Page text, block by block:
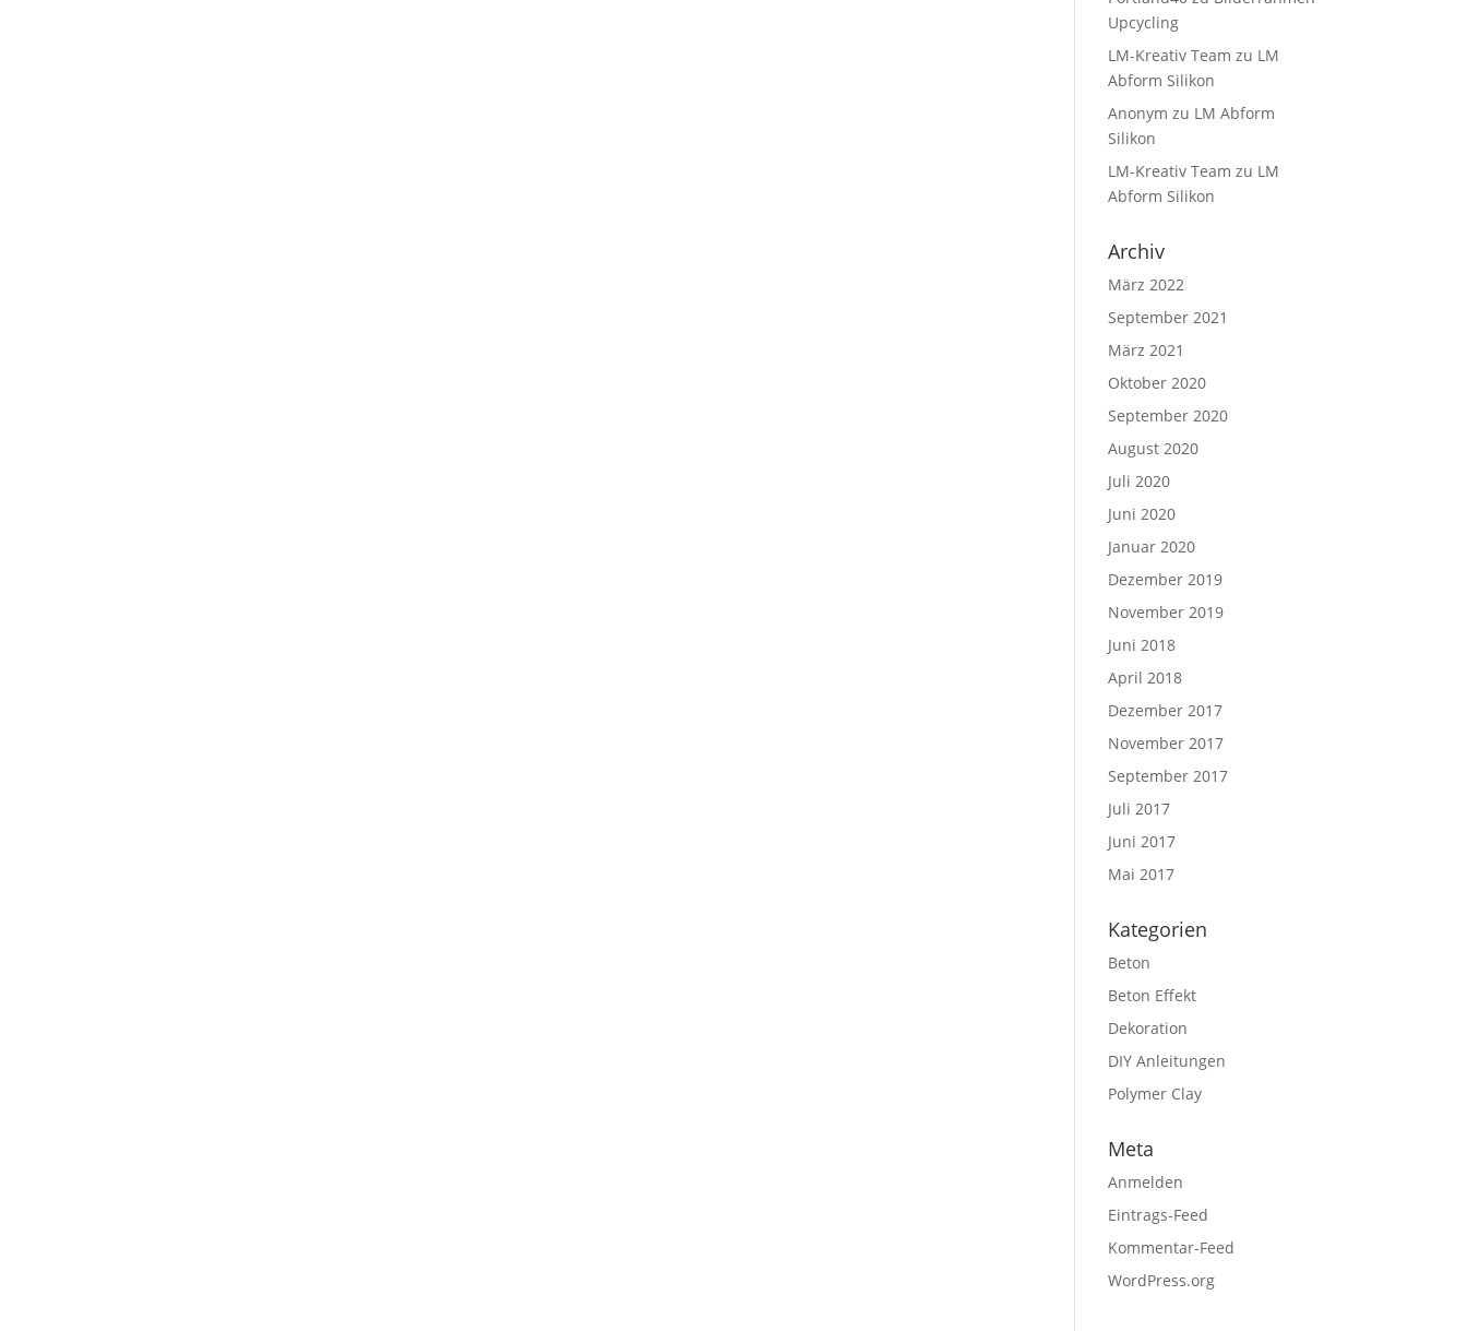
Upcycling
LM-Kreativ Team zu LM
Abform Silikon
Anonym zu LM Abform
Silikon
LM-Kreativ Team zu LM
Abform Silikon
Archiv
März 2022
September 2021
März 2021
Oktober 2020
September 2020
August 2020
Juli 2020
Juni 2020
Januar 2020
Dezember 2019
November 2019
Juni 2018
April 2018
Dezember 2017
November 2017
September 2017
Juli 2017
Juni 2017
Mai 2017
Kategorien
Beton
Beton Effekt
Dekoration
DIY Anleitungen
Polymer Clay
Meta
Anmelden
Eintrags-Feed
Kommentar-Feed
WordPress.org